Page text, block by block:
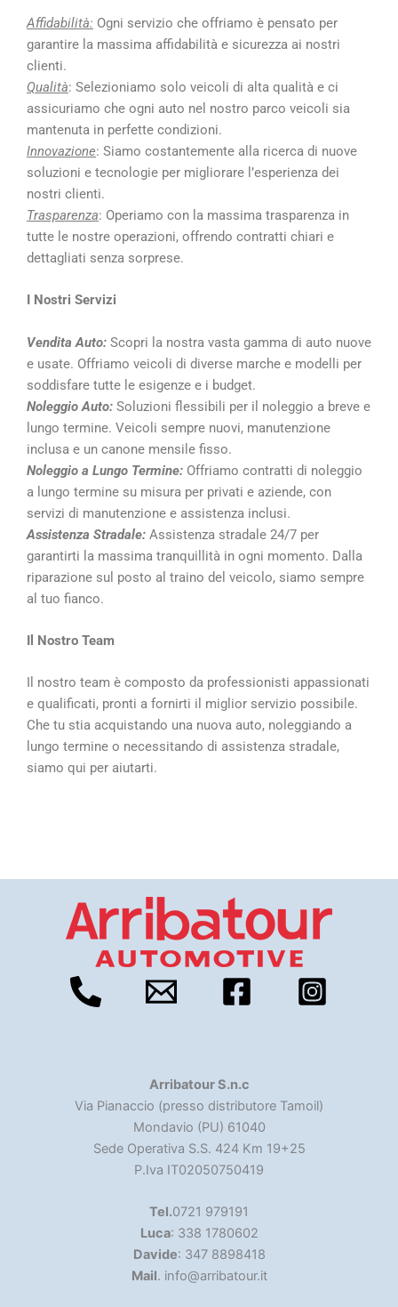
Affidabilità: Ogni servizio che offriamo è pensato per
garantire la massima affidabilità e sicurezza ai nostri
clienti.
Qualità: Selezioniamo solo veicoli di alta qualità e ci
assicuriamo che ogni auto nel nostro parco veicoli sia
mantenuta in perfette condizioni.
Innovazione: Siamo costantemente alla ricerca di nuove
soluzioni e tecnologie per migliorare l’esperienza dei
nostri clienti.
Trasparenza: Operiamo con la massima trasparenza in
tutte le nostre operazioni, offrendo contratti chiari e
dettagliati senza sorprese.
I Nostri Servizi
Vendita Auto: Scopri la nostra vasta gamma di auto nuove
e usate. Offriamo veicoli di diverse marche e modelli per
soddisfare tutte le esigenze e i budget.
Noleggio Auto: Soluzioni flessibili per il noleggio a breve e
lungo termine. Veicoli sempre nuovi, manutenzione
inclusa e un canone mensile fisso.
Noleggio a Lungo Termine: Offriamo contratti di noleggio
a lungo termine su misura per privati e aziende, con
servizi di manutenzione e assistenza inclusi.
Assistenza Stradale: Assistenza stradale 24/7 per
garantirti la massima tranquillità in ogni momento. Dalla
riparazione sul posto al traino del veicolo, siamo sempre
al tuo fianco.
Il Nostro Team
Il nostro team è composto da professionisti appassionati
e qualificati, pronti a fornirti il miglior servizio possibile.
Che tu stia acquistando una nuova auto, noleggiando a
lungo termine o necessitando di assistenza stradale,
siamo qui per aiutarti.
Arribatour S.n.c
Via Pianaccio (presso distributore Tamoil)
Mondavio (PU) 61040
Sede Operativa S.S. 424 Km 19+25
P.Iva IT02050750419
Tel.0721 979191
Luca: 338 1780602
Davide: 347 8898418
Mail. info@arribatour.it